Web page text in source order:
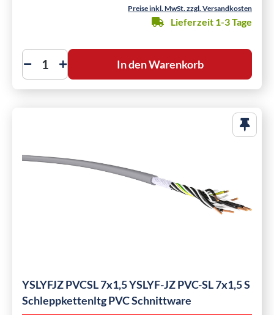
Preise inkl. MwSt. zzgl. Versandkosten
Lieferzeit 1-3 Tage
In den Warenkorb
YSLYFJZ PVCSL 7x1,5 YSLYF-JZ PVC-SL 7x1,5 S
Schleppkettenltg PVC Schnittware